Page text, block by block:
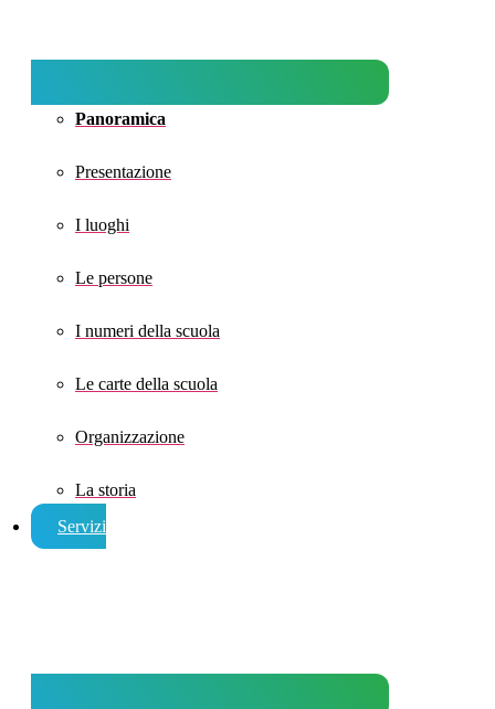
Panoramica
Presentazione
I luoghi
Le persone
I numeri della scuola
Le carte della scuola
Organizzazione
La storia
Servizi